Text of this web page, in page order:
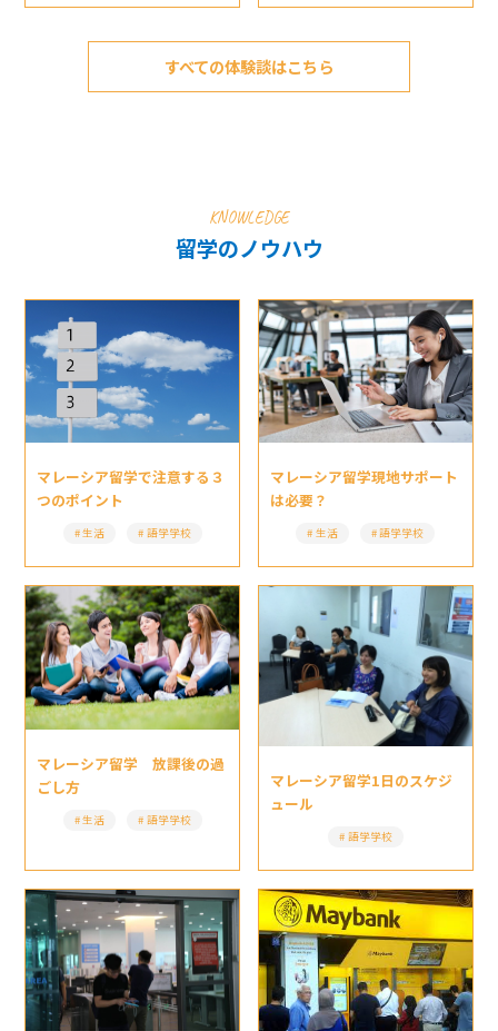
すべての体験談はこちら
KNOWLEDGE
留学のノウハウ
マレーシア留学で注意する３
つのポイント
生活 語学学校
マレーシア留学現地サポート
は必要？
生活 語学学校
マレーシア留学 放課後の過
ごし方
生活 語学学校
マレーシア留学1日のスケジ
ュール
語学学校